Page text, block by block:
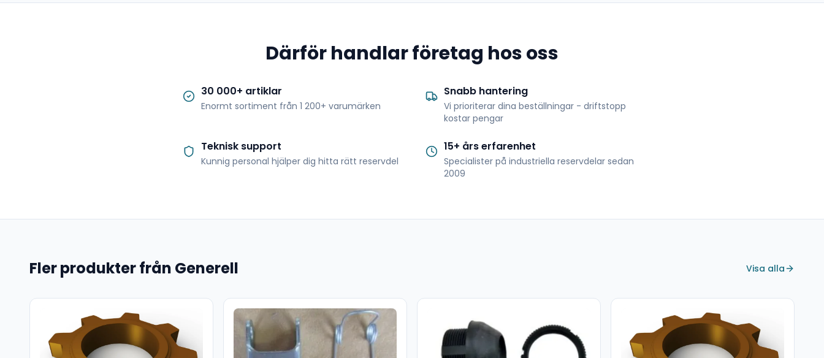
Därför handlar företag hos oss
30 000+ artiklar
Enormt sortiment från 1 200+ varumärken
Snabb hantering
Vi prioriterar dina beställningar - driftstopp
kostar pengar
Teknisk support
Kunnig personal hjälper dig hitta rätt reservdel
15+ års erfarenhet
Specialister på industriella reservdelar sedan
2009
Fler produkter från Generell Visa alla